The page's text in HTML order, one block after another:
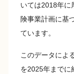
いては2018年に
険事業計画に基
ています。
このデータによ
を2025年までに